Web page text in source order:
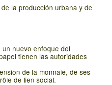
la producción urbana y de
nuevo enfoque del
tienen las autoridades
de la monnaie, de ses
de lien social.